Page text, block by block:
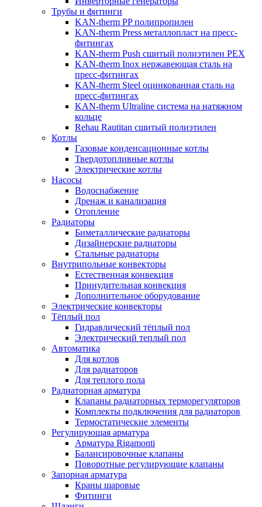
Трубы и фитинги
KAN-therm PP полипропилен
KAN-therm Рress металлопласт на пресс-
фитингах
KAN-therm Push сшитый полиэтилен PEX
KAN-therm Inox нержавеющая сталь на
пресс-фитингах
KAN-therm Steel оцинкованная сталь на
пресс-фитингах
KAN-therm Ultraline система на натяжном
кольце
Rehau Rautitan сшитый полиэтилен
Котлы
Газовые конденсационные котлы
Твердотопливные котлы
Электрические котлы
Насосы
Водоснабжение
Дренаж и канализация
Отопление
Радиаторы
Биметаллические радиаторы
Дизайнерские радиаторы
Стальные радиаторы
Внутрипольные конвекторы
Естественная конвекция
Принудительная конвекция
Дополнительное оборудование
Электрические конвекторы
Тёплый пол
Гидравлический тёплый пол
Электрический теплый пол
Автоматика
Для котлов
Для радиаторов
Для теплого пола
Радиаторная арматура
Клапаны радиаторных терморегуляторов
Комплекты подключения для радиаторов
Термостатические элементы
Регулирующая арматура
Арматура Rigamonti
Балансировочные клапаны
Поворотные регулирующие клапаны
Запорная арматура
Краны шаровые
Фитинги